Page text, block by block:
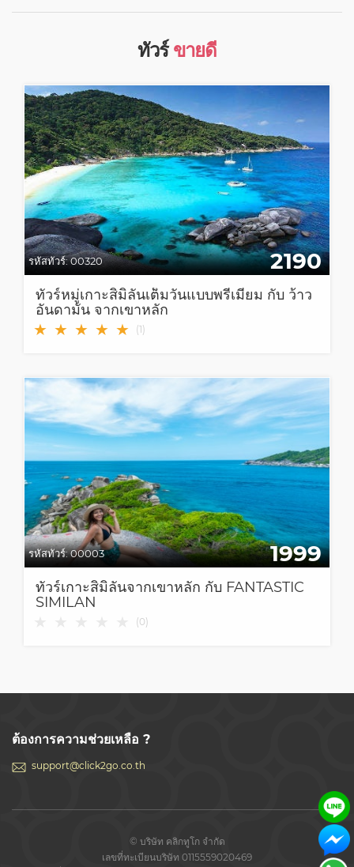
ทัวร์ขายดี
รหัสทัวร์:00320 2190
ทัวร์หมู่เกาะสิมิลันเต็มวันแบบพรีเมี่ยม กับ ว้าว
อันดามัน จากเขาหลัก
★ ★ ★ ★ ★ (1)
รหัสทัวร์:00003 1999
ทัวร์เกาะสิมิลันจากเขาหลัก กับ FANTASTIC
SIMILAN
(0)
ต้องการความช่วยเหลือ ?
support@click2go.co.th
© บริษัท คลิกทูโก จำกัด
เลขที่ทะเบียนบริษัท 0115559020469